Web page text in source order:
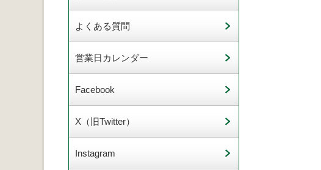
よくある質問
営業日カレンダー
Facebook
X（旧Twitter）
Instagram